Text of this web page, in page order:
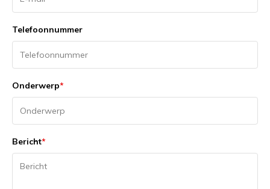
Telefoonnummer
Onderwerp*
Bericht*